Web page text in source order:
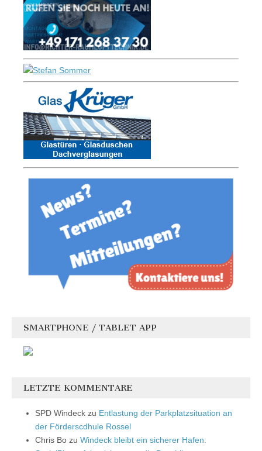
SMARTPHONE / TABLET APP
LETZTE KOMMENTARE
SPD Windeck zu Entlastung der Parkplatzsituation an
der Förderscdhule Rossel
Chris Bo zu Windeck bleibt ein sicherer Hafen: